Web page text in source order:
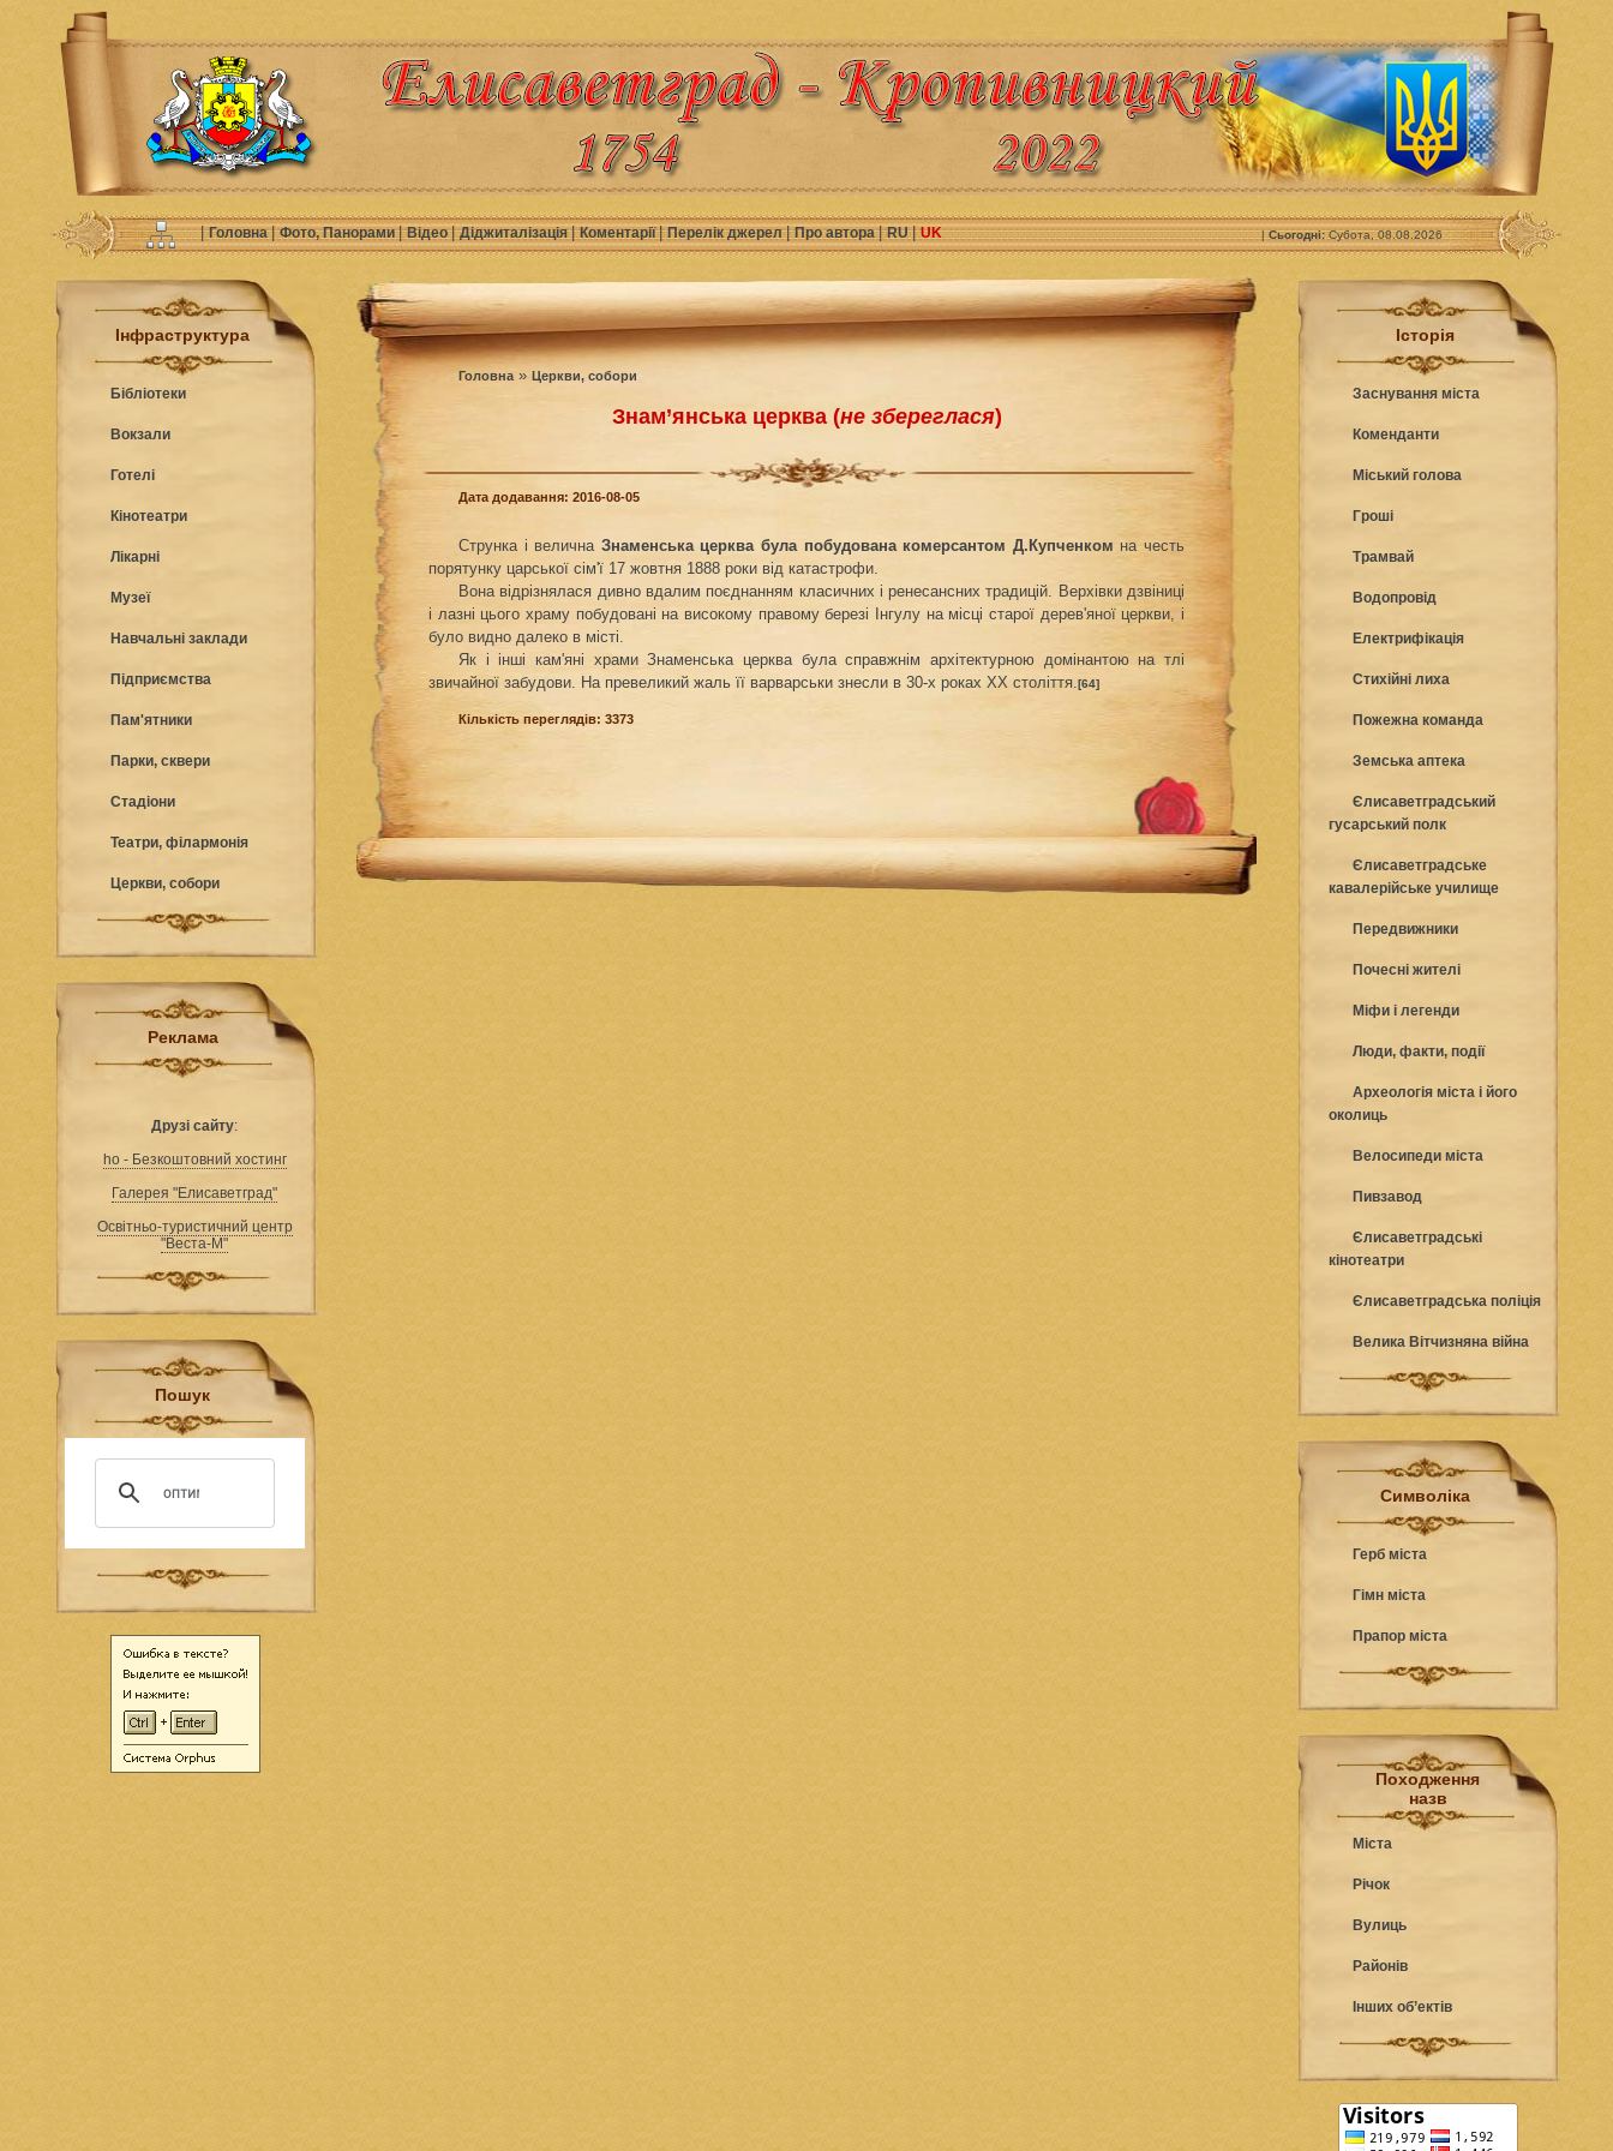
|Головна|Фото, Панорами|Відео|Діджиталізація|Коментарії|Перелік джерел|Про автора|RU|UK |Сьогодні:Субота, 08.08.2026
Інфраструктура
Бібліотеки
Вокзали
Готелі
Кінотеатри
Лікарні
Музеї
Навчальні заклади
Підприємства
Пам'ятники
Парки, сквери
Стадіони
Театри, філармонія
Церкви, собори
Реклама
Друзі сайту:
ho - Безкоштовний хостинг
Галерея "Елисаветград"
Освітньо-туристичний центр
"Веста-М"
Пошук
Головна» Церкви, собори
Знам’янська церква (не збереглася)
Дата додавання: 2016-08-05
Струнка і велична Знаменська церква була побудована комерсантом Д.Купченком на честь
порятунку царської сім'ї 17 жовтня 1888 роки від катастрофи.
Вона відрізнялася дивно вдалим поєднанням класичних і ренесансних традицій. Верхівки дзвіниці
і лазні цього храму побудовані на високому правому березі Інгулу на місці старої дерев'яної церкви, і
було видно далеко в місті.
Як і інші кам'яні храми Знаменська церква була справжнім архітектурною домінантою на тлі
звичайної забудови. На превеликий жаль її варварськи знесли в 30-х роках ХХ століття.[64]
Кількість переглядів: 3373
Історія
Заснування міста
Коменданти
Міський голова
Гроші
Трамвай
Водопровід
Електрифікація
Стихійні лиха
Пожежна команда
Земська аптека
Єлисаветградський
гусарський полк
Єлисаветградське
кавалерійське училище
Передвижники
Почесні жителі
Міфи і легенди
Люди, факти, події
Археологія міста і його
околиць
Велосипеди міста
Пивзавод
Єлисаветградські
кінотеатри
Єлисаветградська поліція
Велика Вітчизняна війна
Символіка
Герб міста
Гімн міста
Прапор міста
Походження
назв
Міста
Річок
Вулиць
Районів
Інших об’ектів